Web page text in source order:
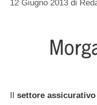
12 Giugno 2013 di
Il settore assicurativo